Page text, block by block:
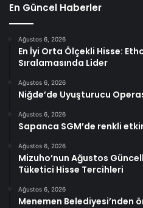
En Güncel Haberler
Ağustos 6, 2026
En İyi Orta Ölçekli Hisse:
Sıralamasında Lider
Ağustos 6, 2026
Niğde’de Uyuşturucu
Ağustos 6, 2026
Sapanca SGM’de renkli
Ağustos 6, 2026
Mizuho’nun Ağustos
Tüketici Hisse Tercihleri
Ağustos 6, 2026
Menemen Belediyesi’nden